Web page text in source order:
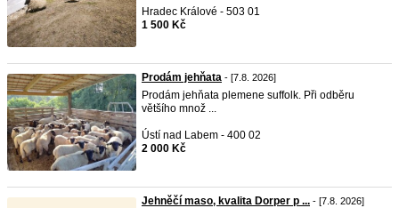
Hradec Králové - 503 01
1 500 Kč
Prodám jehňata - [7.8. 2026]
Prodám jehňata plemene suffolk. Při odběru
většího množ ...
Ústí nad Labem - 400 02
2 000 Kč
Jehněčí maso, kvalita Dorper p ... - [7.8. 2026]